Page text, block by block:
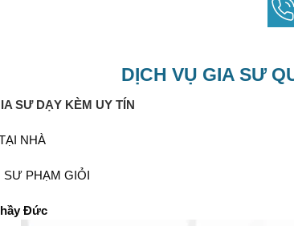
DỊCH VỤ GIA SƯ
SƯ DẠY KÈM UY TÍN
NHÀ
PHẠM GIỎI
Đức